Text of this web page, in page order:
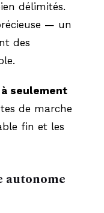
délimités.
— un
des
seulement
de marche
fin et les
autonome